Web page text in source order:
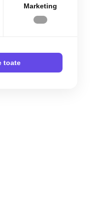
Marketing
toate